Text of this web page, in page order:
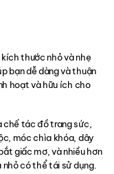
thước nhỏ và nhẹ
bạn dễ dàng và thuận
hoạt và hữu ích cho
chế tác đồ trang sức,
móc chìa khóa, dây
giấc mơ, và nhiều hơn
có thể tái sử dụng.